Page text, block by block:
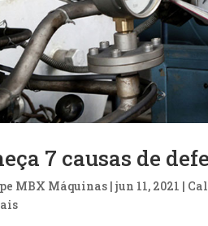
7 causas de
MBX Máquinas |jun 11, 2021 |